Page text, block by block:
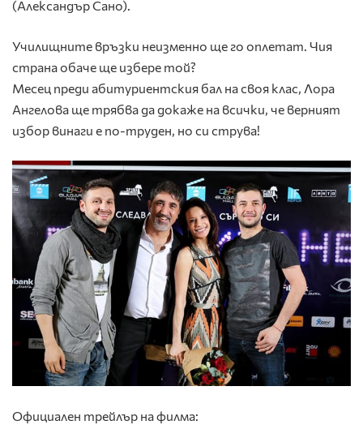
(Александър Сано).
Училищните връзки неизменно ще го оплетат. Чия
страна обаче ще избере той?
Месец преди абитуриентския бал на своя клас, Лора
Ангелова ще трябва да докаже на всички, че верният
избор винаги е по-труден, но си струва!
Официален трейлър на филма: